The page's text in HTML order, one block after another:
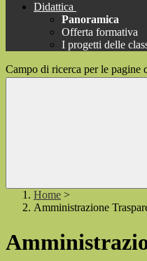
Didattica
Panoramica
Offerta formativa
I progetti delle
Campo di ricerca per le pagine
Home >
Amministrazione